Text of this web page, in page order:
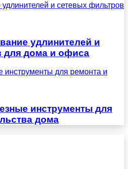
и сетевых фильтров
удлинителей и
для дома и офиса
инструменты для ремонта и
инструменты для
дома